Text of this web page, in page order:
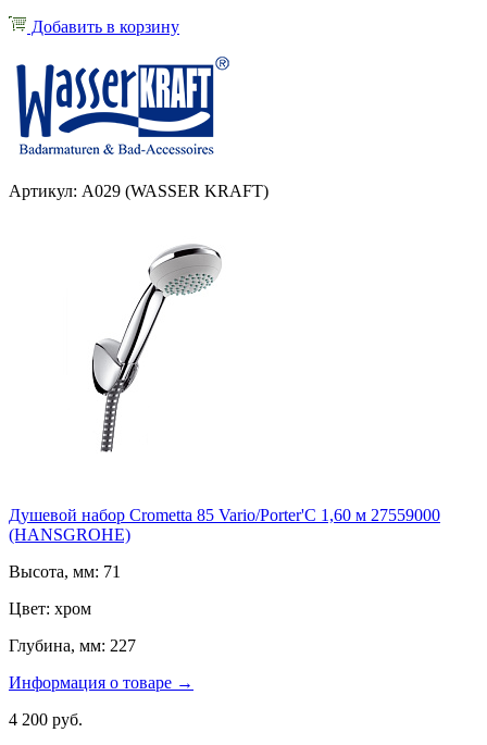
Добавить в корзину
Артикул: А029 (WASSER KRAFT)
Душевой набор Crometta 85 Vario/Porter'C 1,60 м 27559000
(HANSGROHE)
Высота, мм: 71
Цвет: хром
Глубина, мм: 227
Информация о товаре →
4 200 руб.